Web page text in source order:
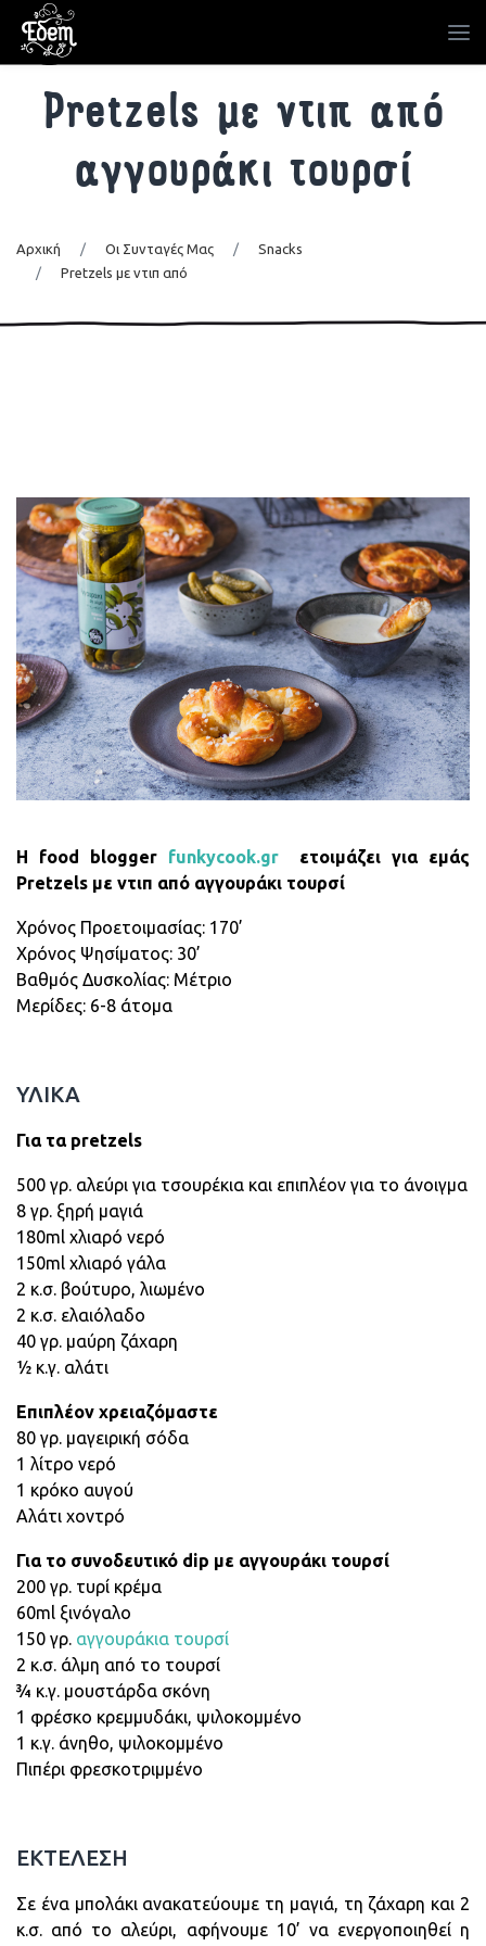
Pretzels με ντιπ από
αγγουράκι τουρσί
Αρχική / Οι Συνταγές Μας /
Snacks
/
Pretzels με ντιπ από
Η food blogger funkycook.grετοιμάζει για εμάς
Pretzels με ντιπ από αγγουράκι τουρσί
Χρόνος Προετοιμασίας: 170’
Xρόνος Ψησίματος: 30’
Βαθμός Δυσκολίας: Μέτριο
Μερίδες: 6-8 άτομα
ΥΛΙΚΑ
Για τα pretzels
500 γρ. αλεύρι για τσουρέκια και επιπλέον για το άνοιγμα
8 γρ. ξηρή μαγιά
180ml χλιαρό νερό
150ml χλιαρό γάλα
2 κ.σ. βούτυρο, λιωμένο
2 κ.σ. ελαιόλαδο
40 γρ. μαύρη ζάχαρη
½ κ.γ. αλάτι
Επιπλέον χρειαζόμαστε
80 γρ. μαγειρική σόδα
1 λίτρο νερό
1 κρόκο αυγού
Αλάτι χοντρό
Για το συνοδευτικό dip με αγγουράκι τουρσί
200 γρ. τυρί κρέμα
60ml ξινόγαλο
150 γρ. αγγουράκια τουρσί
2 κ.σ. άλμη από το τουρσί
¾ κ.γ. μουστάρδα σκόνη
1 φρέσκο κρεμμυδάκι, ψιλοκομμένο
1 κ.γ. άνηθο, ψιλοκομμένο
Πιπέρι φρεσκοτριμμένο
ΕΚΤΕΛΕΣΗ
Σε ένα μπολάκι ανακατεύουμε τη μαγιά, τη ζάχαρη και 2
κ.σ. από το αλεύρι, αφήνουμε 10’ να ενεργοποιηθεί η